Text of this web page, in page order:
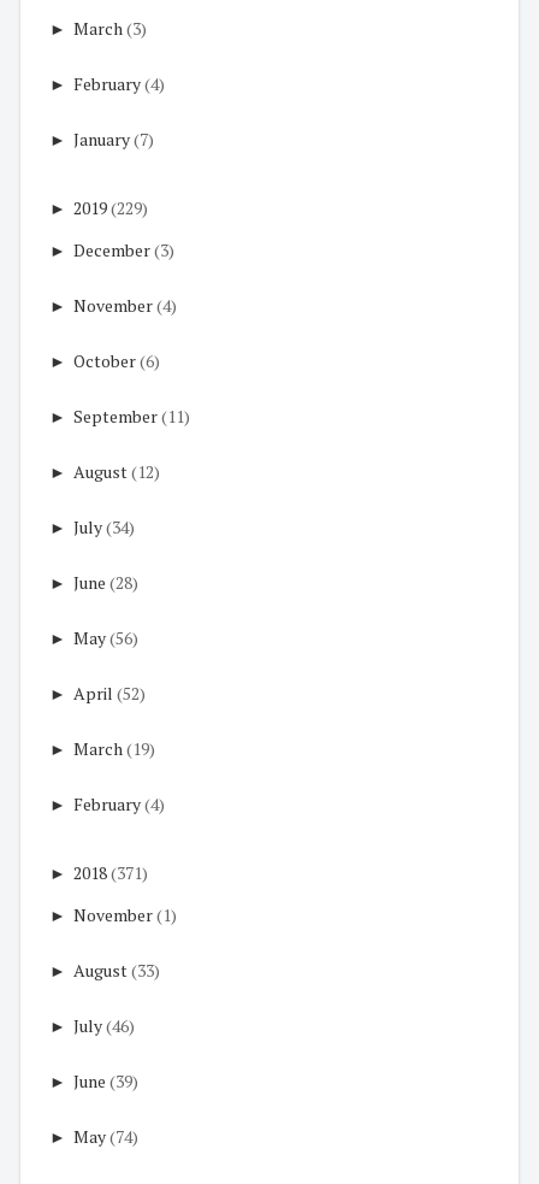
► March(3)
► February(4)
► January(7)
► 2019(229)
► December(3)
► November(4)
► October(6)
► September(11)
► August(12)
► July(34)
► June (28)
► May(56)
► April (52)
► March(19)
► February(4)
► 2018(371)
► November(1)
► August(33)
► July(46)
► June (39)
► May(74)